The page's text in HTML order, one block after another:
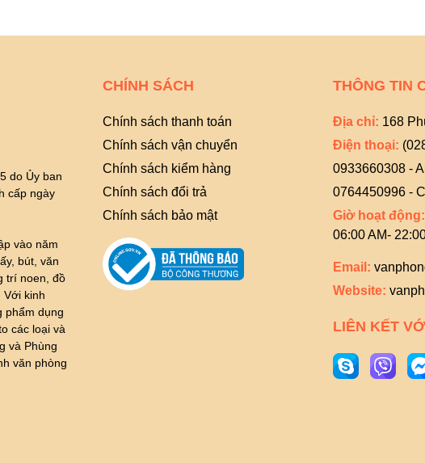
do Ủy ban
cấp ngày
vào năm
bút, văn
trí noen, đồ
kinh
phẩm dụng
các loại và
và Phùng
văn phòng
CHÍNH SÁCH
Chính sách thanh toán
Chính sách vận chuyển
Chính sách kiểm hàng
Chính sách đổi trả
Chính sách bảo mật
THÔNG TIN
Địa chỉ: 168
Điện thoại:
0933660308 -
0764450996 -
Giờ hoạt động:
06:00 AM-
Email:
Website:
LIÊN KẾT